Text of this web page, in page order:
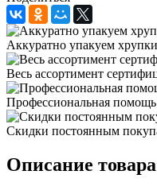
Аккуратно упакуем
Весь ассортимент
Профессиональная помощь
Скидки постоянным
Описание товара